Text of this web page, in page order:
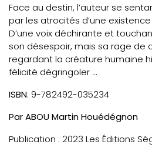
Face au destin, l’auteur se
par les atrocités d’une
D’une voix déchirante et
son désespoir, mais sa rage de
regardant la créature humaine
félicité dégringoler …
ISBN: 9-782492-035234
Par ABOU Martin Houédégnon
Publication : 2023 Les Éditions